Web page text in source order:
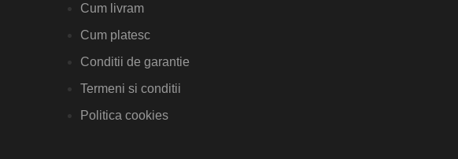
Cum livram
Cum platesc
Conditii de garantie
Termeni si conditii
Politica cookies